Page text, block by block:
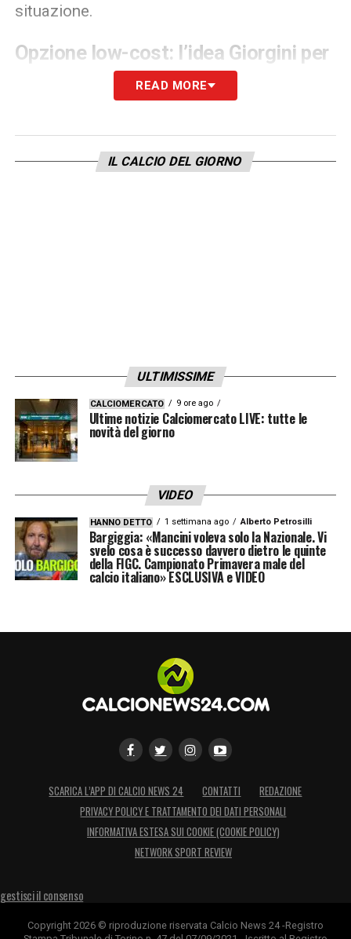
situazione.
Opzione low-cost: l’idea Giorgini per
la retroguardia
d’oltremanica, gli uomini mercato del club
granata mantengono gli occhi aperti sulle
torneo.
Questa operazione di mercato potrebbe
subire un’improvvisa accelerazione a causa
neotecnico granata,Ignazio Abate, conosce
infatti alla perfezione le doti tecniche e
umane del ragazzo, avendolo già guidato e
valorizzato nel corso delle sue precedenti
proprio fedelissimo, un elemento che
faciliterebbe la trasmissione dei nuovi
concetti di gioco all’intero spogliatoio. I
prossimi giorni saranno decisivi per capire
quale asse di mercato si sbloccherà per
primo.
LA PLAYLIST DELLE NOSTRE TOP NEWS
READ MORE
IL CALCIO DEL GIORNO
ULTIMISSIME
CALCIOMERCATO 9 ore ago
Ultime notizie Calciomercato LIVE: tutte le
novità del giorno
VIDEO
HANNO DETTO 1 settimana ago Alberto Petrosilli
Bargiggia: «Mancini voleva solo la Nazionale. Vi
svelo cosa è successo davvero dietro le quinte
della FIGC. Campionato Primavera male del
calcio italiano» ESCLUSIVA e VIDEO
SCARICA L’APP DI CALCIO NEWS 24 CONTATTI
REDAZIONE
PRIVACY POLICY E TRATTAMENTO DEI DATI PERSONALI
INFORMATIVA ESTESA SUI COOKIE (COOKIE POLICY)
NETWORK SPORT REVIEW
gestisci il consenso
Copyright 2026 © riproduzione riservata Calcio News 24 -Registro